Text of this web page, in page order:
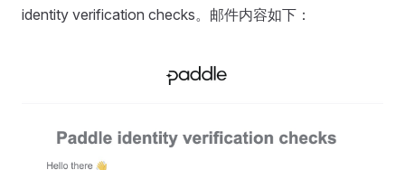
identity verification checks。邮件内容如下：